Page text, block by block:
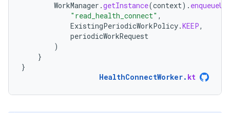
WorkManager .getInstance(context).
"read_health_connect" ,
ExistingPeriodicWorkPolicy.KEEP,
periodicWorkRequest
)
}
}
HealthConnectWorker. kt